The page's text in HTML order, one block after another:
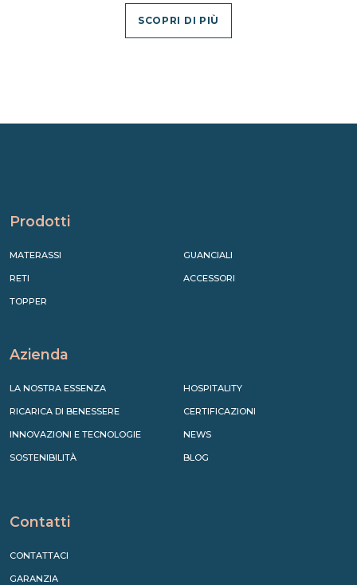
SCOPRI DI PIÙ
Prodotti
MATERASSI
RETI
TOPPER
GUANCIALI
ACCESSORI
Azienda
LA NOSTRA ESSENZA
RICARICA DI BENESSERE
INNOVAZIONI E TECNOLOGIE
SOSTENIBILITÀ
HOSPITALITY
CERTIFICAZIONI
NEWS
BLOG
Contatti
CONTATTACI
GARANZIA